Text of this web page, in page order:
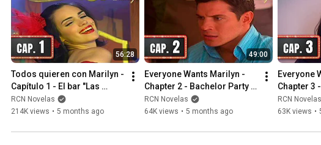
56:28
Todos quieren con Marilyn -
Capítulo 1 - El bar "Las
Divas"
RCN Novelas
214K views • 5 months ago
49:00
Everyone Wants Marilyn -
Chapter 2 - Bachelor Party
Gift
RCN Novelas
64K views • 5 months ago
Everyone
Chapter 3
Attraction
RCN Novelas
63K views •